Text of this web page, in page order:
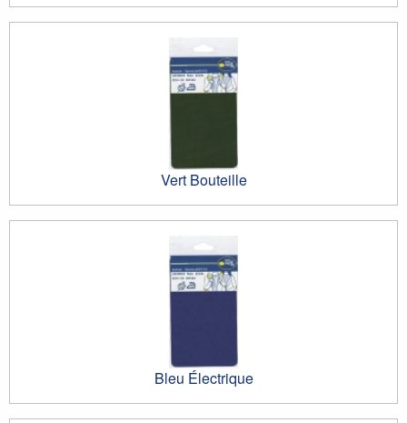
Vert Bouteille
Bleu Électrique